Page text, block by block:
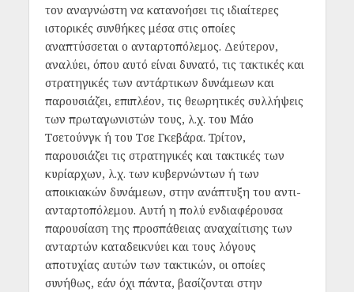
τον αναγνώστη να κατανοήσει τις ιδιαίτερες
ιστορικές συνθήκες μέσα στις οποίες
αναπτύσσεται ο ανταρτοπόλεμος. Δεύτερον,
αναλύει, όπου αυτό είναι δυνατό, τις τακτικές και
στρατηγικές των αντάρτικων δυνάμεων και
παρουσιάζει, επιπλέον, τις θεωρητικές συλλήψεις
των πρωταγωνιστών τους, λ.χ. του Μάο
Τσετούνγκ ή του Τσε Γκεβάρα. Τρίτον,
παρουσιάζει τις στρατηγικές και τακτικές των
κυρίαρχων, λ.χ. των κυβερνώντων ή των
αποικιακών δυνάμεων, στην ανάπτυξη του αντι-
ανταρτοπόλεμου. Αυτή η πολύ ενδιαφέρουσα
παρουσίαση της προσπάθειας αναχαίτισης των
ανταρτών καταδεικνύει και τους λόγους
αποτυχίας αυτών των τακτικών, οι οποίες
συνήθως, εάν όχι πάντα, βασίζονται στην